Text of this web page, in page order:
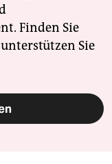
Finden Sie
Sie